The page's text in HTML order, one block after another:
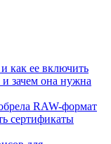
как ее включить
зачем она нужна
RAW-формат
сертификаты